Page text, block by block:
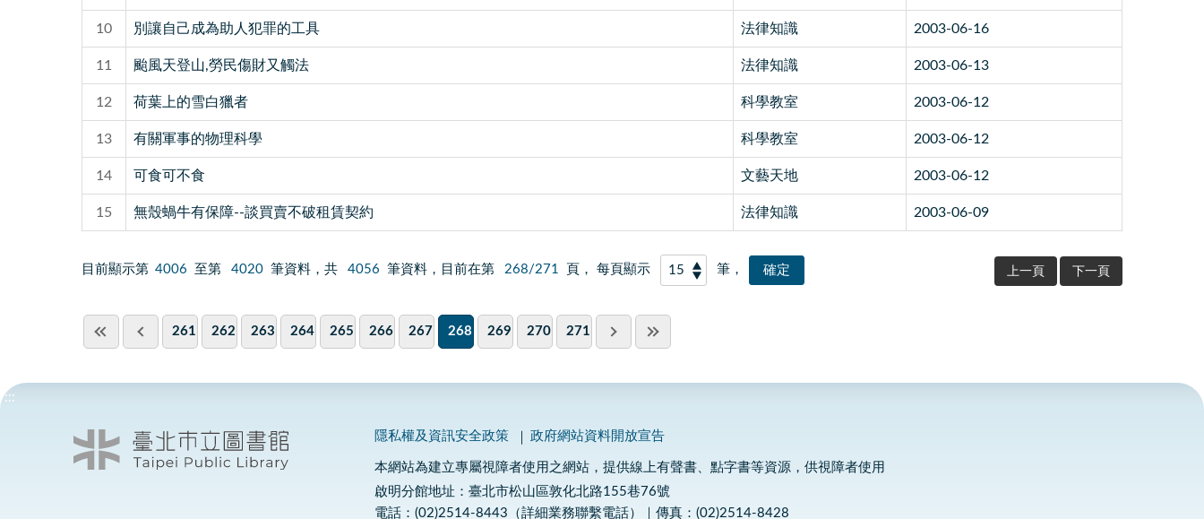
10 別讓自己成為助人犯罪的工具 法律知識 2003-06-16
11 颱風天登山,勞民傷財又觸法 法律知識 2003-06-13
12 荷葉上的雪白獵者 科學教室 2003-06-12
13 有關軍事的物理科學 科學教室 2003-06-12
14 可食可不食 文藝天地 2003-06-12
15 無殼蝸牛有保障--談買賣不破租賃契約 法律知識 2003-06-09
目前顯示第 4006 至第 4020 筆資料，共 4056 筆資料，目前在第 268/271 頁， 每頁顯示 筆， 上一頁 下一頁
261 262 263 264 265 266 267 268 269 270 271
:::
隱私權及資訊安全政策 政府網站資料開放宣告
本網站為建立專屬視障者使用之網站，提供線上有聲書、點字書等資源，供視障者使用
啟明分館地址：臺北市松山區敦化北路155巷76號
電話：(02)2514-8443（詳細業務聯繫電話）｜傳真：(02)2514-8428